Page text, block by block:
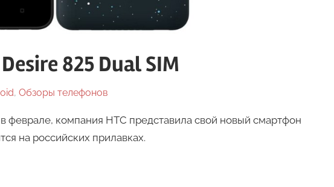
825 Dual SIM
, Обзоры телефонов
феврале, компания HTC представила свой новый смартфон
на российских прилавках.